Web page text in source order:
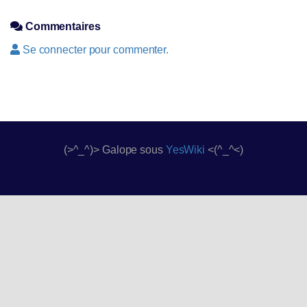
Commentaires
Se connecter pour commenter.
(>^_^)> Galope sous YesWiki <(^_^<)